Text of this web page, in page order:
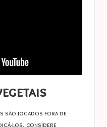
são jogados fora de
los, considere